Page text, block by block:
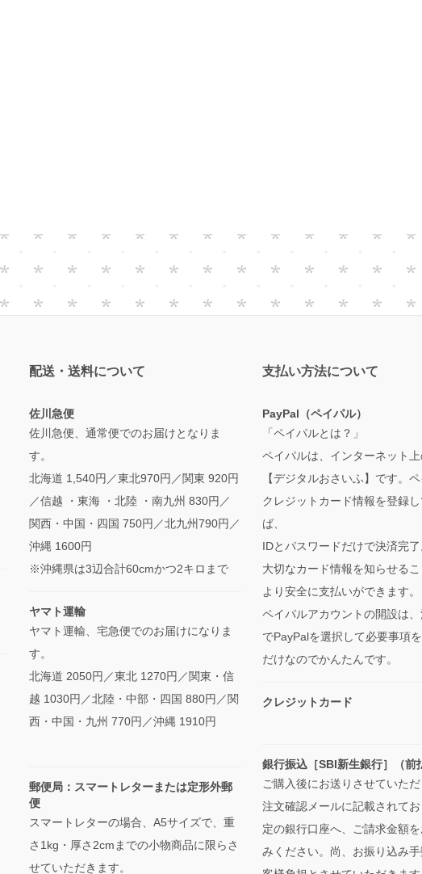
配送・送料について
佐川急便
佐川急便、通常便でのお届けとなりま
す。
北海道 1,540円／東北970円／関東 920円
／信越 ・東海 ・北陸 ・南九州 830円／
関西・中国・四国 750円／北九州790円／
沖縄 1600円
※沖縄県は3辺合計60cmかつ2キロまで
ヤマト運輸
ヤマト運輸、宅急便でのお届けになりま
す。
北海道 2050円／東北 1270円／関東・信
越 1030円／北陸・中部・四国 880円／関
西・中国・九州 770円／沖縄 1910円
郵便局：スマートレターまたは定形外郵
便
スマートレターの場合、A5サイズで、重
さ1kg・厚さ2cmまでの小物商品に限らさ
せていただきます。
支払い方法について
PayPal（ペイパル）
「ペイパルとは？」
ペイパルは、インターネット
【デジタルおさいふ】です。
クレジットカード情報を登録
ば、
IDとパスワードだけで決済完
大切なカード情報を知らせるこ
より安全に支払いができます。
ペイパルアカウントの開設は
でPayPalを選択して必要事項
だけなのでかんたんです。
クレジットカード
銀行振込［SBI新生銀行］（前
ご購入後にお送りさせていた
注文確認メールに記載されて
定の銀行口座へ、ご請求金額
みください。尚、お振り込み